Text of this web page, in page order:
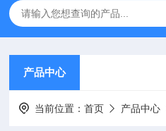
产品中心
当前位置：首页 产品中心